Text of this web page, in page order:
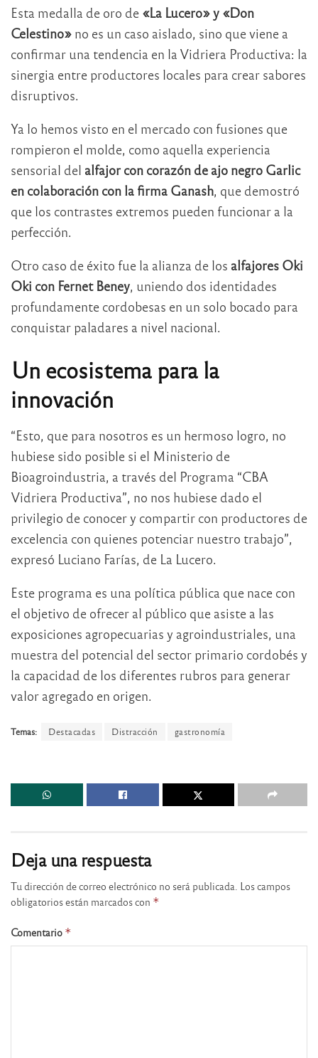
Esta medalla de oro de «La Lucero» y «Don
Celestino» no es un caso aislado, sino que viene a
confirmar una tendencia en la Vidriera Productiva: la
sinergia entre productores locales para crear sabores
disruptivos.
Ya lo hemos visto en el mercado con fusiones que
rompieron el molde, como aquella experiencia
sensorial del alfajor con corazón de ajo negro Garlic
en colaboración con la firma Ganash, que demostró
que los contrastes extremos pueden funcionar a la
perfección.
Otro caso de éxito fue la alianza de los alfajores Oki
Oki con Fernet Beney, uniendo dos identidades
profundamente cordobesas en un solo bocado para
conquistar paladares a nivel nacional.
Un ecosistema para la
innovación
“Esto, que para nosotros es un hermoso logro, no
hubiese sido posible si el Ministerio de
Bioagroindustria, a través del Programa “CBA
Vidriera Productiva”, no nos hubiese dado el
privilegio de conocer y compartir con productores de
excelencia con quienes potenciar nuestro trabajo”,
expresó Luciano Farías, de La Lucero.
Este programa es una política pública que nace con
el objetivo de ofrecer al público que asiste a las
exposiciones agropecuarias y agroindustriales, una
muestra del potencial del sector primario cordobés y
la capacidad de los diferentes rubros para generar
valor agregado en origen.
Temas: Destacadas Distracción gastronomía
Deja una respuesta
Tu dirección de correo electrónico no será publicada. Los campos
obligatorios están marcados con *
Comentario *